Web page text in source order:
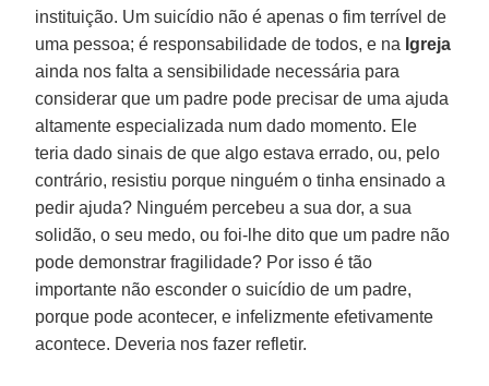
instituição. Um suicídio não é apenas o fim terrível de
uma pessoa; é responsabilidade de todos, e na Igreja
ainda nos falta a sensibilidade necessária para
considerar que um padre pode precisar de uma ajuda
altamente especializada num dado momento. Ele
teria dado sinais de que algo estava errado, ou, pelo
contrário, resistiu porque ninguém o tinha ensinado a
pedir ajuda? Ninguém percebeu a sua dor, a sua
solidão, o seu medo, ou foi-lhe dito que um padre não
pode demonstrar fragilidade? Por isso é tão
importante não esconder o suicídio de um padre,
porque pode acontecer, e infelizmente efetivamente
acontece. Deveria nos fazer refletir.